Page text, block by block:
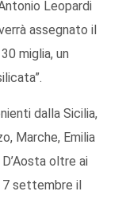
Leopardi
assegnato il
miglia, un
dalla Sicilia,
Marche, Emilia
oltre ai
7 settembre il